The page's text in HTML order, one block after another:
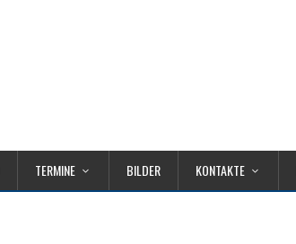
TERMINE BILDER KONTAKTE